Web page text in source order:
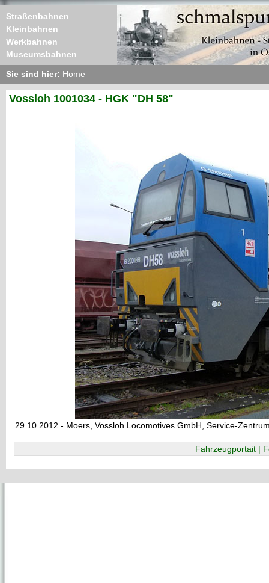
Straßenbahnen
Kleinbahnen
Werkbahnen
Museumsbahnen
Sie sind hier: Home
Vossloh 1001034 - HGK "DH 58"
29.10.2012 - Moers, Vossloh Locomotives GmbH, Service-
Fahrzeugportait |